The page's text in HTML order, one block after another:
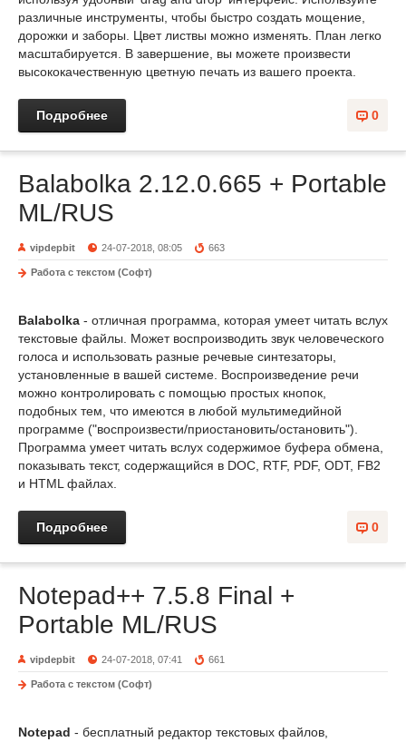
различные инструменты, чтобы быстро создать мощение,
дорожки и заборы. Цвет листвы можно изменять. План легко
масштабируется. В завершение, вы можете произвести
высококачественную цветную печать из вашего проекта.
0
Подробнее
Balabolka 2.12.0.665 + Portable
ML/RUS
vipdepbit 24-07-2018, 08:05 663
Работа с текстом (Софт)
Balabolka - отличная программа, которая умеет читать вслух
текстовые файлы. Может воспроизводить звук человеческого
голоса и использовать разные речевые синтезаторы,
установленные в вашей системе. Воспроизведение речи
можно контролировать с помощью простых кнопок,
подобных тем, что имеются в любой мультимедийной
программе ("воспроизвести/приостановить/остановить").
Программа умеет читать вслух содержимое буфера обмена,
показывать текст, содержащийся в DOC, RTF, PDF, ODT, FB2
и HTML файлах.
0
Подробнее
Notepad++ 7.5.8 Final +
Portable ML/RUS
vipdepbit 24-07-2018, 07:41 661
Работа с текстом (Софт)
Notepad - бесплатный редактор текстовых файлов,